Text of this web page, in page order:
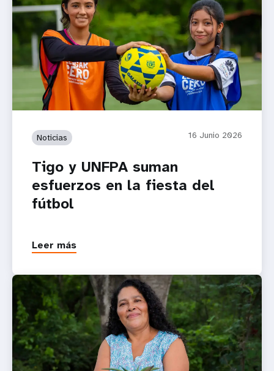
Noticias 16 Junio 2026
Tigo y UNFPA suman
esfuerzos en la fiesta del
fútbol
Leer más